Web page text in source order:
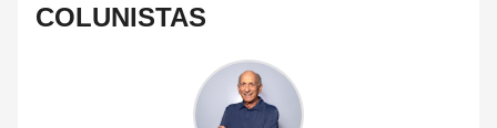
é o maior canídeo da América do Sul e uma das espécies
pequenos animais e frutos, também contribui para a
dispersão de sementes e para o equilíbrio ambiental.
COLUNISTAS